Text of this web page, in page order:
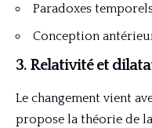
Paradoxes
Conception
3. Relativité et
Le changement vient
propose la théorie de